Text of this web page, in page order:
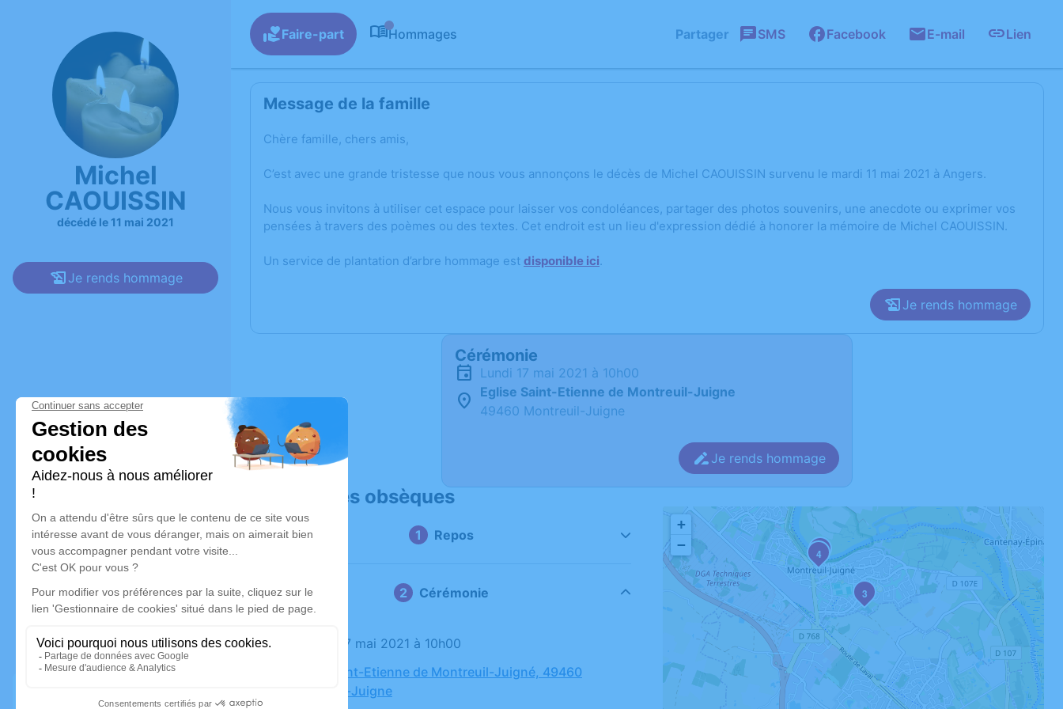
Michel
CAOUISSIN
décédé le 11 mai 2021
Je rends hommage
Faire-part Hommages Partager SMS Facebook E-mail Lien
Message de la famille
Chère famille, chers amis,
C’est avec une grande tristesse que nous vous annonçons le décès de Michel CAOUISSIN survenu le mardi 11 mai 2021 à Angers.
Nous vous invitons à utiliser cet espace pour laisser vos condoléances, partager des photos souvenirs, une anecdote ou exprimer vos
pensées à travers des poèmes ou des textes. Cet endroit est un lieu d'expression dédié à honorer la mémoire de Michel CAOUISSIN.
Un service de plantation d’arbre hommage est disponible ici.
Je rends hommage
Cérémonie
lundi 17 mai 2021 à 10h00
Eglise Saint-Etienne de Montreuil-Juigne
49460 Montreuil-Juigne
Je rends hommage
Déroulé des obsèques
Repos
Cérémonie
Le lundi 17 mai 2021 à 10h00
Eglise Saint-Etienne de Montreuil-Juigné, 49460
Montreuil-Juigne
2
3
4
+
−